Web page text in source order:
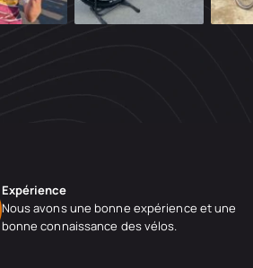
Expérience
Nous avons une bonne expérience et une
bonne connaissance des vélos.